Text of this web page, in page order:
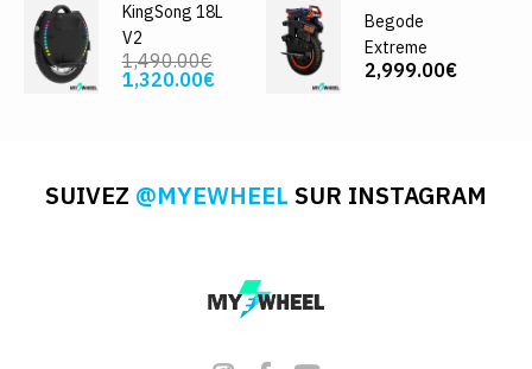
KingSong 18L
V2
1,490.00€
1,320.00€
Begode
Extreme
2,999.00€
SUIVEZ @MYEWHEEL SUR INSTAGRAM